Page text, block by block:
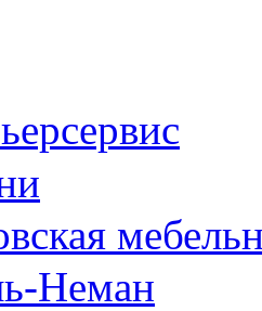
Неман